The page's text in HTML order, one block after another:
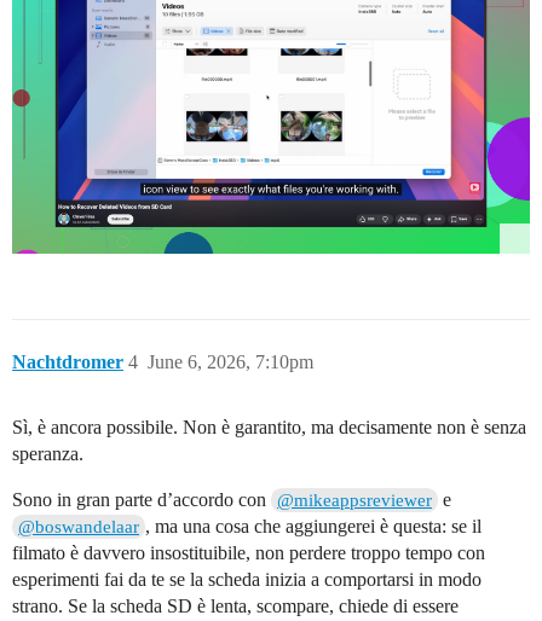
Nachtdromer June 6, 2026, 7:10pm
4
Sì, è ancora possibile. Non è garantito, ma decisamente non è senza
speranza.
Sono in gran parte d’accordo con @mikeappsreviewer e
@boswandelaar , ma una cosa che aggiungerei è questa: se il
filmato è davvero insostituibile, non perdere troppo tempo con
esperimenti fai da te se la scheda inizia a comportarsi in modo
strano. Se la scheda SD è lenta, scompare, chiede di essere